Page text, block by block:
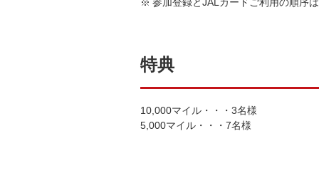
特典
10,000マイル・・・3名様
5,000マイル・・・7名様